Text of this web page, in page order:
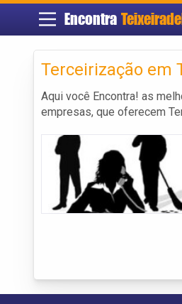
Encontra
Terceirização em
Aqui você Encontra! as
empresas, que oferecem